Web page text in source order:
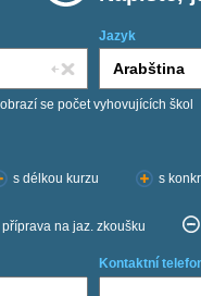
Jazyk
se počet vyhovujících škol
s délkou kurzu s
příprava na jaz. zkoušku
Kontaktní